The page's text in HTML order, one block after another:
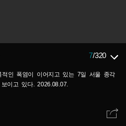
7/320
적인 폭염이 이어지고 있는 7일 서울 종각
이고 있다. 2026.08.07.